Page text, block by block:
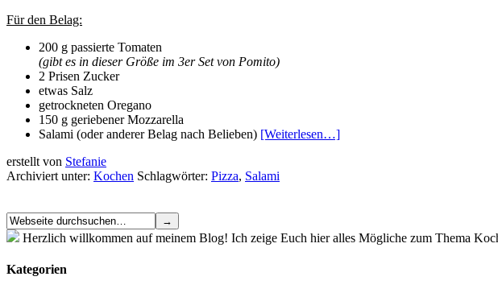
Für den Belag:
200 g passierte Tomaten
(gibt es in dieser Größe im 3er Set von Pomito)
2 Prisen Zucker
etwas Salz
getrockneten Oregano
150 g geriebener Mozzarella
Salami (oder anderer Belag nach Belieben) [Weiterlesen…]
erstellt von Stefanie
Archiviert unter: Kochen Schlagwörter: Pizza, Salami
Herzlich willkommen auf meinem Blog! Ich zeige Euch hier alles Mögliche zum Thema
Kategorien